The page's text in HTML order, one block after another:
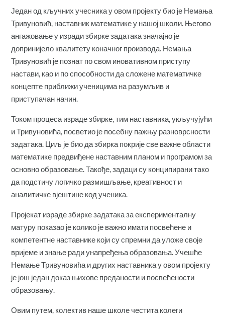
Један од кључних учесника у овом пројекту био је Немања
Тривуновић, наставник математике у нашој школи. Његово
ангажовање у изради збирке задатака значајно је
допринијело квалитету коначног производа. Немања
Тривуновић је познат по свом иновативном приступу
настави, као и по способности да сложене математичке
концепте приближи ученицима на разумљив и
приступачан начин.
Током процеса израде збирке, тим наставника, укључујући
и Тривуновића, посветио је посебну пажњу разноврсности
задатака. Циљ је био да збирка покрије све важне области
математике предвиђене наставним планом и програмом за
основно образовање. Такође, задаци су конципирани тако
да подстичу логичко размишљање, креативност и
аналитичке вјештине код ученика.
Пројекат израде збирке задатака за експерименталну
матуру показао је колико је важно имати посвећене и
компетентне наставнике који су спремни да уложе своје
вријеме и знање ради унапређења образовања. Учешће
Немање Тривуновића и других наставника у овом пројекту
је још један доказ њихове преданости и посвећености
образовању.
Овим путем, колектив наше школе честита колеги